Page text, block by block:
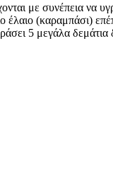
με συνέπεια να
(καραμπάσι)
5 μεγάλα